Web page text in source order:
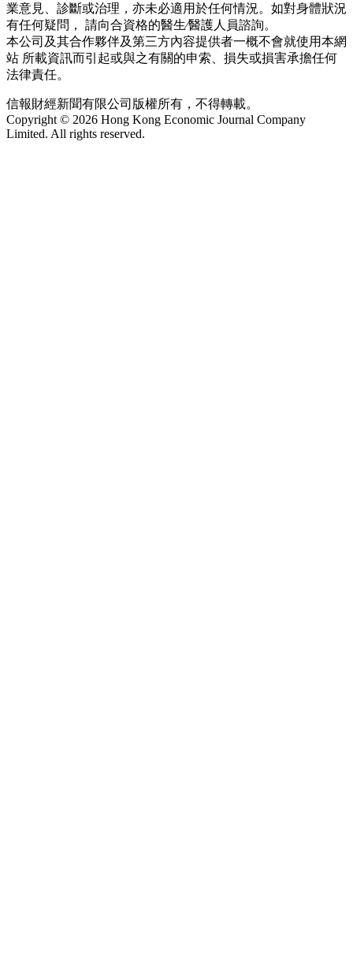
業意見、診斷或治理，亦未必適用於任何情況。如對身體狀況
有任何疑問， 請向合資格的醫生∕醫護人員諮詢。
本公司及其合作夥伴及第三方內容提供者一概不會就使用本網
站 所載資訊而引起或與之有關的申索、損失或損害承擔任何
法律責任。
信報財經新聞有限公司版權所有，不得轉載。
Copyright © 2026 Hong Kong Economic Journal Company
Limited. All rights reserved.